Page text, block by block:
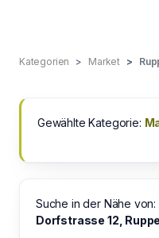
Kategorien Market
Gewählte Kategorie:
Suche in der Nähe von:
Dorfstrasse 12,